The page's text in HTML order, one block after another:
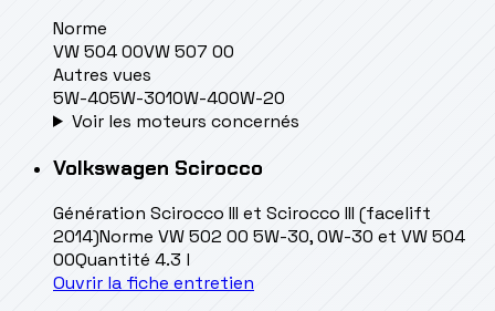
Norme
VW 504 00VW 507 00
Autres vues
5W-405W-3010W-400W-20
Voir les moteurs concernés
Volkswagen Scirocco
Génération Scirocco III et Scirocco III (facelift
2014)Norme VW 502 00 5W-30, 0W-30 et VW 504
00Quantité 4.3 l
Ouvrir la fiche entretien